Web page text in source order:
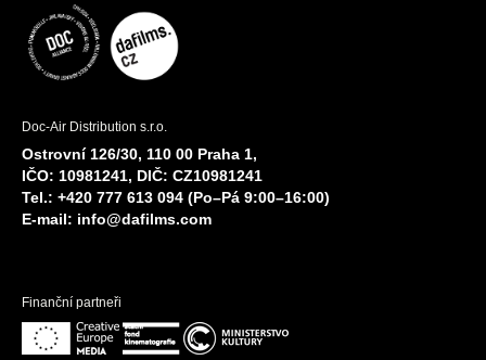
Doc-Air Distribution s.r.o.
Ostrovní 126/30, 110 00 Praha 1,
IČO: 10981241, DIČ: CZ10981241
Tel.: +420 777 613 094 (Po–Pá 9:00–16:00)
E-mail: info@dafilms.com
Finanční partneři